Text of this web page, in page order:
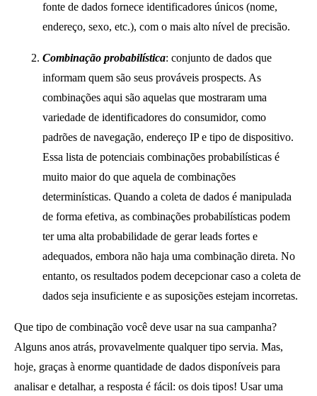
fonte de dados fornece identificadores únicos (nome,
endereço, sexo, etc.), com o mais alto nível de precisão.
Combinação probabilística: conjunto de dados que
informam quem são seus prováveis prospects. As
combinações aqui são aquelas que mostraram uma
variedade de identificadores do consumidor, como
padrões de navegação, endereço IP e tipo de dispositivo.
Essa lista de potenciais combinações probabilísticas é
muito maior do que aquela de combinações
determinísticas. Quando a coleta de dados é manipulada
de forma efetiva, as combinações probabilísticas podem
ter uma alta probabilidade de gerar leads fortes e
adequados, embora não haja uma combinação direta. No
entanto, os resultados podem decepcionar caso a coleta de
dados seja insuficiente e as suposições estejam incorretas.
Que tipo de combinação você deve usar na sua campanha?
Alguns anos atrás, provavelmente qualquer tipo servia. Mas,
hoje, graças à enorme quantidade de dados disponíveis para
analisar e detalhar, a resposta é fácil: os dois tipos! Usar uma